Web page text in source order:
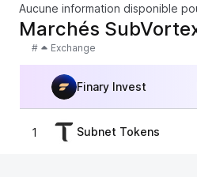
Aucune information disponible
Marchés
# Exchange
Finary Invest
1 Subnet Tokens